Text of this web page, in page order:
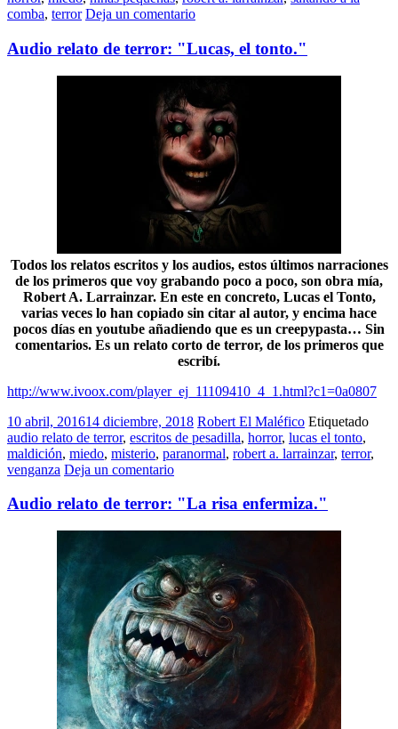
comba, terror Deja un comentario
Audio relato de terror: "Lucas, el tonto."
Todos los relatos escritos y los audios, estos últimos narraciones
de los primeros que voy grabando poco a poco, son obra mía,
Robert A. Larrainzar. En este en concreto, Lucas el Tonto,
varias veces lo han copiado sin citar al autor, y encima hace
pocos días en youtube añadiendo que es un creepypasta… Sin
comentarios. Es un relato corto de terror, de los primeros que
escribí.
http://www.ivoox.com/player_ej_11109410_4_1.html?c1=0a0807
10 abril, 201614 diciembre, 2018 Robert El Maléfico Etiquetado
audio relato de terror, escritos de pesadilla, horror, lucas el tonto,
maldición, miedo, misterio, paranormal, robert a. larrainzar, terror,
venganza Deja un comentario
Audio relato de terror: "La risa enfermiza."